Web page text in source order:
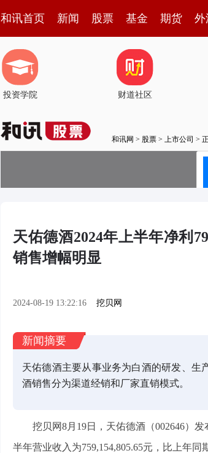
和讯首页 新闻 股票 基金 期货 外
投资学院 财道社区
和讯网 > 股票 > 上市公司 >
天佑德酒2024年上半年净利
销售增幅明显
2024-08-19 13:22:16 挖贝网
新闻摘要
天佑德酒主要从事业务为白酒的研发、生
酒销售分为渠道经销和厂家直销模式。
挖贝网8月 19日， 天佑德酒 （002646）
半年营业收入为759,154,805.65元，比上年同